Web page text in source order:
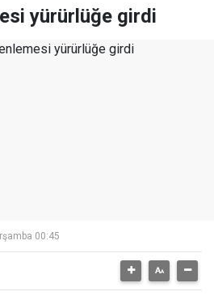
yürürlüğe girdi
00:45